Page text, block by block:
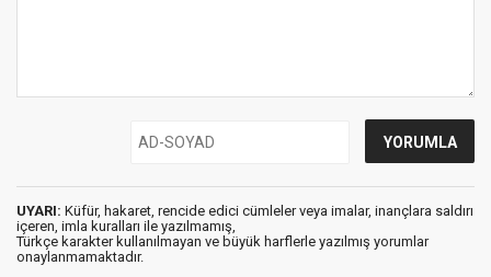
UYARI: Küfür, hakaret, rencide edici cümleler veya imalar, inançlara saldırı
içeren, imla kuralları ile yazılmamış,
Türkçe karakter kullanılmayan ve büyük harflerle yazılmış yorumlar
onaylanmamaktadır.